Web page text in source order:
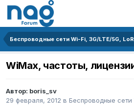
Беспроводные сети Wi-Fi, 3G/LTE/5G,
WiMax, частоты,
Автор: boris_sv
29 февраля, 2012 в Беспроводные сети